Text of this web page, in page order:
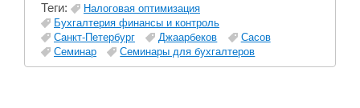
Теги:
Налоговая оптимизация
Бухгалтерия финансы и контроль
Санкт-Петербург
Джаарбеков
Сасов
Семинар
Семинары для бухгалтеров